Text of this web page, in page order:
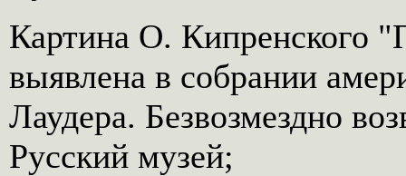
Картина О. Кипренского
выявлена в собрании
Лаудера. Безвозмездно
Русский музей;